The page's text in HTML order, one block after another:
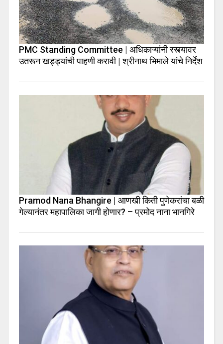
PMC Standing Committee | अधिकाऱ्यांनी रस्त्यावर
उतरून खड्ड्यांची पाहणी करावी | श्रीनाथ भिमाले यांचे निर्देश
Pramod Nana Bhangire | आणखी किती पुणेकरांचा बळी
गेल्यानंतर महापालिका जागी होणार? – प्रमोद नाना भानगिरे